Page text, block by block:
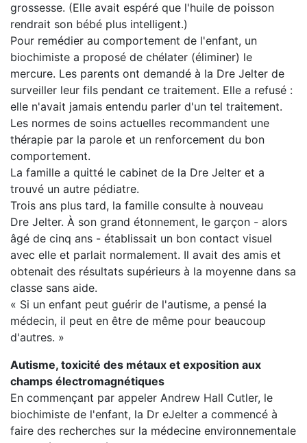
grossesse. (Elle avait espéré que l'huile de poisson
rendrait son bébé plus intelligent.)
Pour remédier au comportement de l'enfant, un
biochimiste a proposé de chélater (éliminer) le
mercure. Les parents ont demandé à la Dre Jelter de
surveiller leur fils pendant ce traitement. Elle a refusé :
elle n'avait jamais entendu parler d'un tel traitement.
Les normes de soins actuelles recommandent une
thérapie par la parole et un renforcement du bon
comportement.
La famille a quitté le cabinet de la Dre Jelter et a
trouvé un autre pédiatre.
Trois ans plus tard, la famille consulte à nouveau
Dre Jelter. À son grand étonnement, le garçon - alors
âgé de cinq ans - établissait un bon contact visuel
avec elle et parlait normalement. Il avait des amis et
obtenait des résultats supérieurs à la moyenne dans sa
classe sans aide.
« Si un enfant peut guérir de l'autisme, a pensé la
médecin, il peut en être de même pour beaucoup
d'autres. »
Autisme, toxicité des métaux et exposition aux
champs électromagnétiques
En commençant par appeler Andrew Hall Cutler, le
biochimiste de l'enfant, la Dr eJelter a commencé à
faire des recherches sur la médecine environnementale